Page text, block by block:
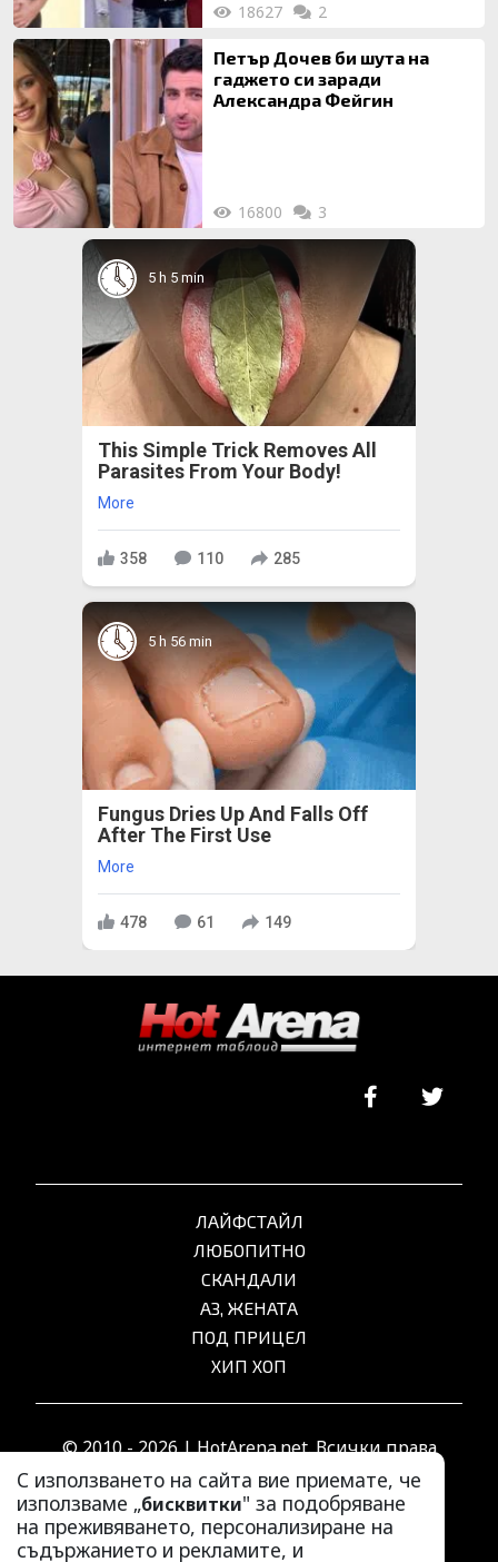
18627 2
Петър Дочев би шута на
гаджето си заради
Александра Фейгин
16800 3
5 h 5 min
This Simple Trick Removes All
Parasites From Your Body!
More
358 110 285
5 h 56 min
Fungus Dries Up And Falls Off
After The First Use
More
478 61 149
С използването на сайта вие приемате, че
използваме „бисквитки" за подобряване
на преживяването, персонализиране на
съдържанието и рекламите, и
ЛАЙФСТАЙЛ
ЛЮБОПИТНО
СКАНДАЛИ
АЗ, ЖЕНАТА
ПОД ПРИЦЕЛ
ХИП ХОП
© 2010 - 2026 | HotArena.net. Всички права
запазени.
РЕКЛАМА